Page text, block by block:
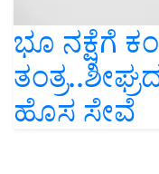
ಭೂ ನಕ್ಷೆಗೆ
ಹೊಸ ಸೇವೆ